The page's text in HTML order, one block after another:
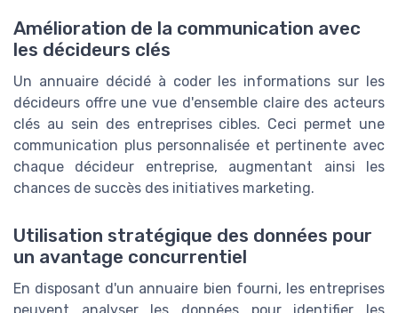
Amélioration de la communication avec
les décideurs clés
Un annuaire décidé à coder les informations sur les
décideurs offre une vue d'ensemble claire des acteurs
clés au sein des entreprises cibles. Ceci permet une
communication plus personnalisée et pertinente avec
chaque décideur entreprise, augmentant ainsi les
chances de succès des initiatives marketing.
Utilisation stratégique des données pour
un avantage concurrentiel
En disposant d'un annuaire bien fourni, les entreprises